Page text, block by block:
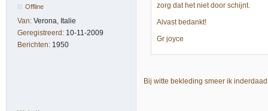
Offline
Van: Verona, Italie
Geregistreerd: 10-11-2009
Berichten: 1950
zorg dat het niet door schijnt.
Alvast bedankt!
Gr joyce
Bij witte bekleding smeer ik